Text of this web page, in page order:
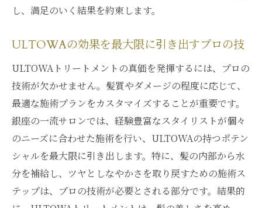
し、満足のいく結果を約束します。
ULTOWAの効果を最大限に引き出すプロの技
ULTOWAトリートメントの真価を発揮するには、プロの
技術が欠かせません。髪質やダメージの程度に応じて、
最適な施術プランをカスタマイズすることが重要です。
銀座の一流サロンでは、経験豊富なスタイリストが個々
のニーズに合わせた施術を行い、ULTOWAの持つポテン
シャルを最大限に引き出します。特に、髪の内部から水
分を補給し、ツヤとしなやかさを取り戻すための施術ス
テップは、プロの技術が必要とされる部分です。結果的